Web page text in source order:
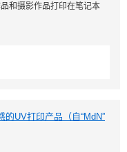
和摄影作品打印在笔记本
UV打印产品（自“MdN”